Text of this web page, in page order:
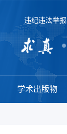
违纪违法举报
学术出版物